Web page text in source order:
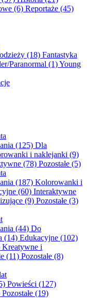
(6) Reportaże (45)
(18) Fantastyka
Paranormal (1)Young
(125) Dla
i naklejanki (9)
(78) Pozostałe (5)
(187) Kolorowanki i
(60) Interaktywne
(9) Pozostałe (3)
(44) Do
(14) Edukacyjne (102)
Kreatywne i
(11) Pozostałe (8)
Powieści (127)
Pozostałe (19)